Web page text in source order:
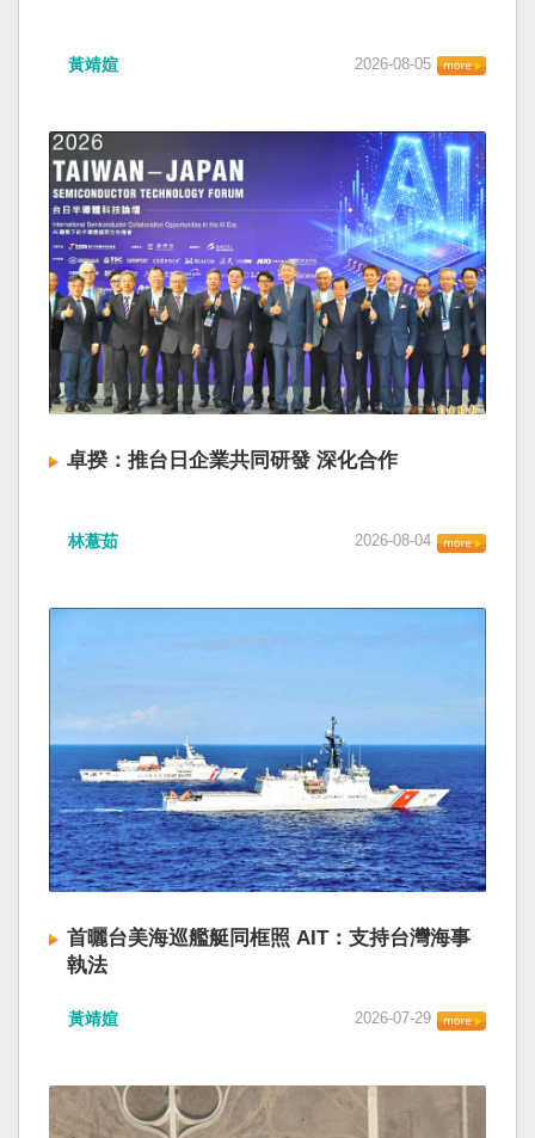
黃靖媗 2026-08-05
卓揆：推台日企業共同研發 深化合作
林薏茹 2026-08-04
首曬台美海巡艦艇同框照 AIT：支持台灣海事
執法
黃靖媗 2026-07-29